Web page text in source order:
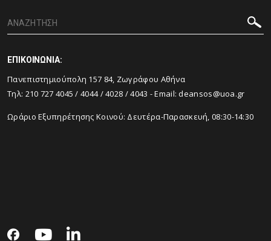
ΕΠΙΚΟΙΝΩΝΙΑ:
Πανεπιστημιούπολη 157 84, Ζωγράφου Αθήνα
Τηλ: 210 727 4045 /4044/4028 /4043 - Email:deansos@uoa.gr
Ωράριο Εξυπηρέτησης Κοινού: Δευτέρα-Παρασκευή, 08:30-14:30